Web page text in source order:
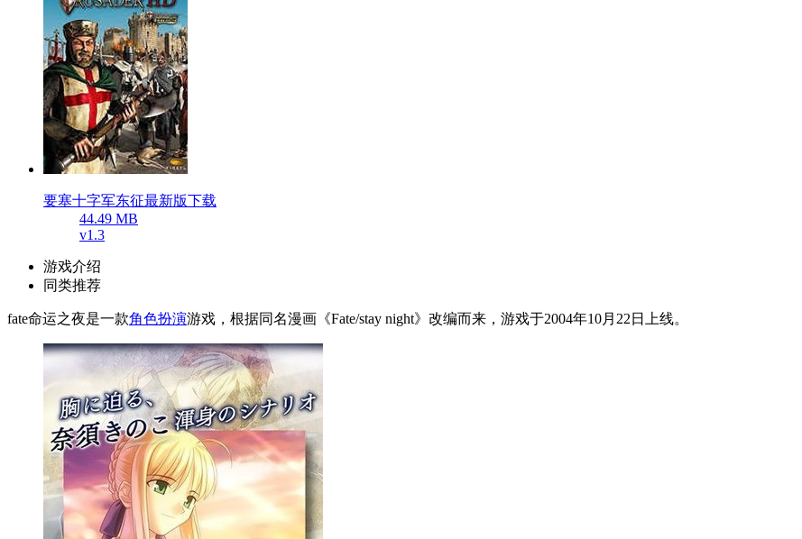
要塞十字军东征最新版下载
44.49 MB
v1.3
游戏介绍
同类推荐
fate命运之夜是一款角色扮演游戏，根据同名漫画《Fate/stay night》改编而来，游戏于2004年10月22日上线。